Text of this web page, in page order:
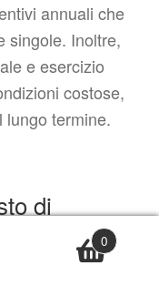
annuali che
singole. Inoltre,
e esercizio
costose,
lungo termine.
di
taglia
0